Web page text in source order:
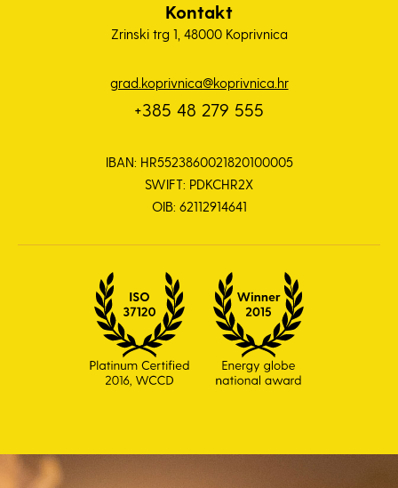
Kontakt
Zrinski trg 1, 48000 Koprivnica
grad.koprivnica@koprivnica.hr
+385 48 279 555
IBAN: HR5523860021820100005
SWIFT: PDKCHR2X
OIB: 62112914641